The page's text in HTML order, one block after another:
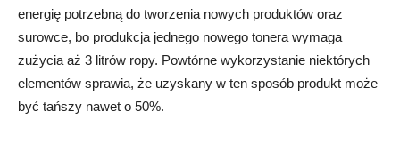
energię potrzebną do tworzenia nowych produktów oraz
surowce, bo produkcja jednego nowego tonera wymaga
zużycia aż 3 litrów ropy. Powtórne wykorzystanie niektórych
elementów sprawia, że uzyskany w ten sposób produkt może
być tańszy nawet o 50%.